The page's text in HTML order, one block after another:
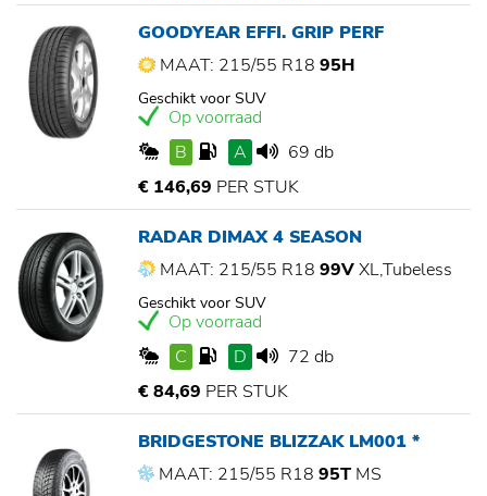
GOODYEAR EFFI. GRIP PERF
MAAT: 215/55 R18 95H
Geschikt voor SUV
Op voorraad
B
A
69 db
€ 146,69 PER STUK
RADAR DIMAX 4 SEASON
MAAT: 215/55 R18 99VXL,Tubeless
Geschikt voor SUV
Op voorraad
C
D
72 db
€ 84,69 PER STUK
BRIDGESTONE BLIZZAK LM001 *
MAAT: 215/55 R18 95T MS